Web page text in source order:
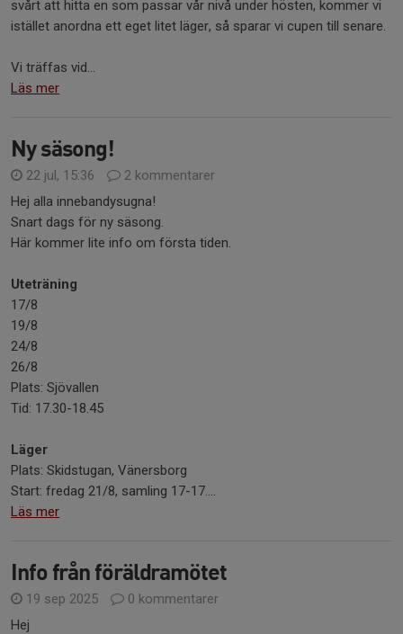
svårt att hitta en som passar vår nivå under hösten, kommer vi
istället anordna ett eget litet läger, så sparar vi cupen till senare.
Vi träffas vid...
Läs mer
Ny säsong!
22 jul, 15:36
2 kommentarer
Hej alla innebandysugna!
Snart dags för ny säsong.
Här kommer lite info om första tiden.
Uteträning
17/8
19/8
24/8
26/8
Plats: Sjövallen
Tid: 17.30-18.45
Läger
Plats: Skidstugan, Vänersborg
Start: fredag 21/8, samling 17-17....
Läs mer
Info från föräldramötet
19 sep 2025
0 kommentarer
Hej